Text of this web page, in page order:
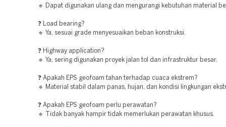
🔹 Dapat digunakan ulang dan mengurangi kebutuhan material
❓ Load bearing?
🔹 Ya, sesuai grade menyesuaikan beban konstruksi.
❓ Highway application?
🔹 Ya, sering digunakan proyek jalan tol dan infrastruktur besar.
❓ Apakah EPS geofoam tahan terhadap cuaca ekstrem?
🔹 Material stabil dalam panas, hujan, dan kondisi lingkungan
❓ Apakah EPS geofoam perlu perawatan?
🔹 Tidak banyak hampir tidak memerlukan perawatan khusus.